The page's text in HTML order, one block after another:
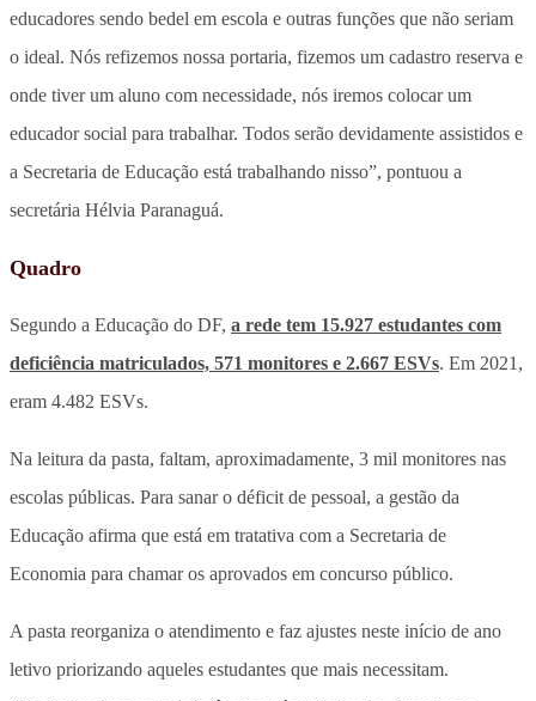
educadores sendo bedel em escola e outras funções que não seriam
o ideal. Nós refizemos nossa portaria, fizemos um cadastro reserva e
onde tiver um aluno com necessidade, nós iremos colocar um
educador social para trabalhar. Todos serão devidamente assistidos e
a Secretaria de Educação está trabalhando nisso”, pontuou a
secretária Hélvia Paranaguá.
Quadro
Segundo a Educação do DF, a rede tem 15.927 estudantes com
deficiência matriculados, 571 monitores e 2.667 ESVs. Em 2021,
eram 4.482 ESVs.
Na leitura da pasta, faltam, aproximadamente, 3 mil monitores nas
escolas públicas. Para sanar o déficit de pessoal, a gestão da
Educação afirma que está em tratativa com a Secretaria de
Economia para chamar os aprovados em concurso público.
A pasta reorganiza o atendimento e faz ajustes neste início de ano
letivo priorizando aqueles estudantes que mais necessitam.